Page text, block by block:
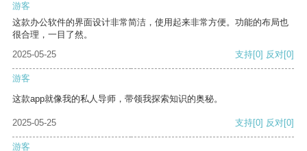
游客
这款办公软件的界面设计非常简洁，使用起来非常方便。功能的布局也
很合理，一目了然。
2025-05-25
支持[0] 反对[0]
游客
这款app就像我的私人导师，带领我探索知识的奥秘。
2025-05-25 支持[0] 反对[0]
游客